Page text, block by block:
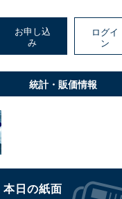
お申し込
み
ログイ
ン
統計・販価情報